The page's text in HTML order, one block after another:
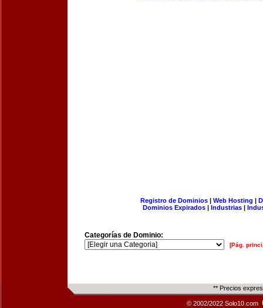
Registro de Dominios| Web Hosting |
Dominios Expirados | Industrias |
Categorías de Dominio:
[Pág.
** Precios
© 2002/2022 Solo10.com